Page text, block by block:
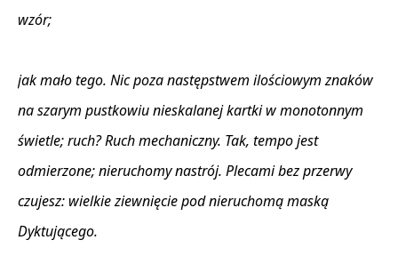
wzór;
jak mało tego. Nic poza następstwem ilościowym znaków
na szarym pustkowiu nieskalanej kartki w monotonnym
świetle; ruch? Ruch mechaniczny. Tak, tempo jest
odmierzone; nieruchomy nastrój. Plecami bez przerwy
czujesz: wielkie ziewnięcie pod nieruchomą maską
Dyktującego.